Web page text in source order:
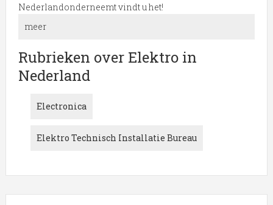
Nederlandonderneemt vindt u het!
meer
Meer over Elektro in Nederland
Niet het juiste bedrijf waar u naar zocht? Hieronder is
Nederland.
Nederlandaan voor onder andere informatie
Rubrieken over Elektro in
Nederland
Electronica
Elektro Technisch Installatie Bureau